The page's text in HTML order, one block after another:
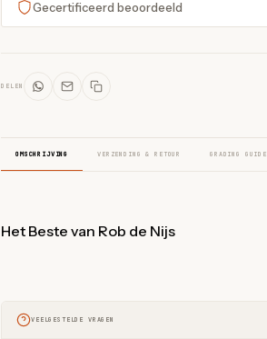
Gecertificeerd beoordeeld
DELEN
OMSCHRIJVING VERZENDING & RETOUR GRADING GUIDE
Het Beste van Rob de Nijs
VEELGESTELDE VRAGEN